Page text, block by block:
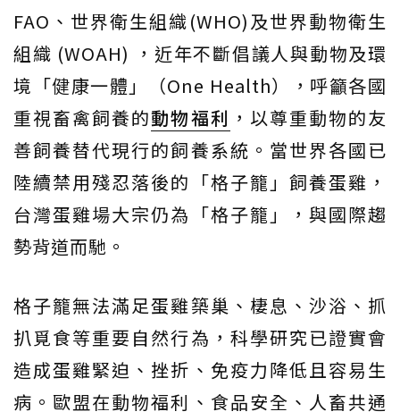
FAO、世界衛生組織(WHO)及世界動物衛生
組織 (WOAH) ，近年不斷倡議人與動物及環
境「健康一體」（One Health），呼籲各國
重視畜禽飼養的動物福利 ，以尊重動物的友
善飼養替代現行的飼養系統。當世界各國已
陸續禁用殘忍落後的「格子籠」飼養蛋雞，
台灣蛋雞場大宗仍為「格子籠」，與國際趨
勢背道而馳。
格子籠無法滿足蛋雞築巢、棲息、沙浴、抓
扒覓食等重要自然行為，科學研究已證實會
造成蛋雞緊迫、挫折、免疫力降低且容易生
病。歐盟在動物福利、食品安全、人畜共通